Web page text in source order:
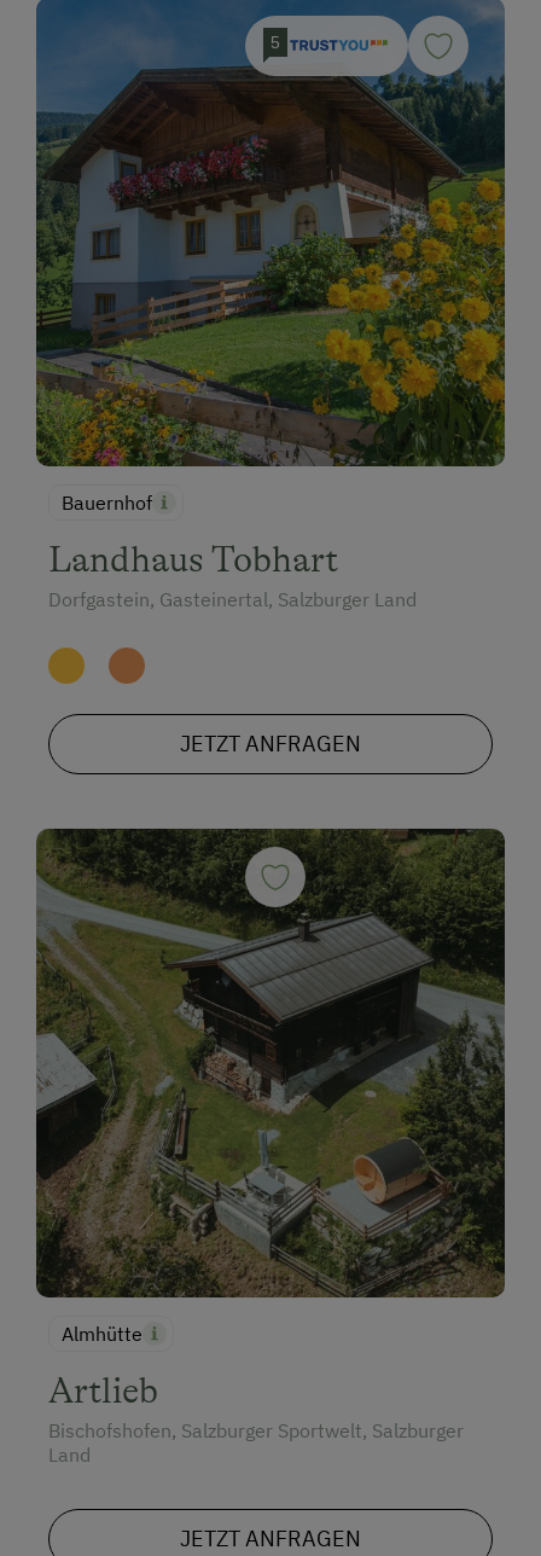
5
Bauernhof
Landhaus Tobhart
Dorfgastein, Gasteinertal, Salzburger Land
JETZT ANFRAGEN
Almhütte
Artlieb
Bischofshofen, Salzburger Sportwelt, Salzburger
Land
JETZT ANFRAGEN